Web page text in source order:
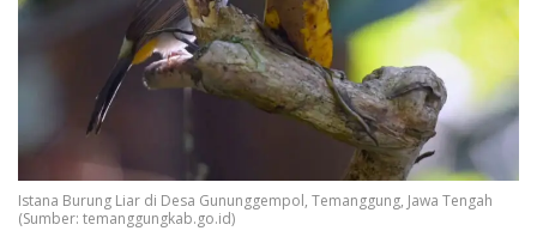
Istana Burung Liar di Desa Gununggempol, Temanggung, Jawa Tengah
(Sumber: temanggungkab.go.id)